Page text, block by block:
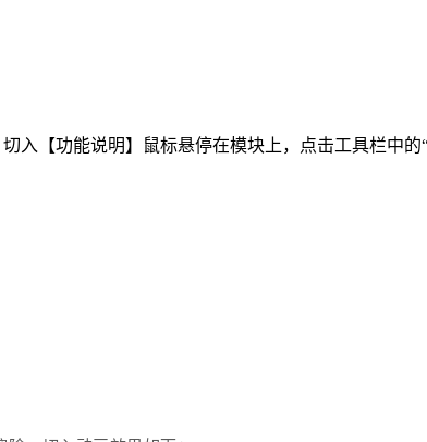
入【功能说明】鼠标悬停在模块上，点击工具栏中